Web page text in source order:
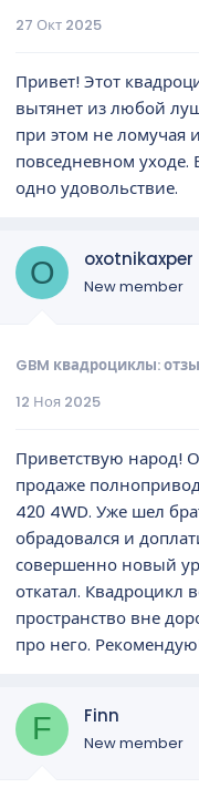
27 Окт 2025
Привет! Этот
вытянет из любой
при этом не ломучая
повседневном уходе.
одно удовольствие.
O oxotnikaxper
New member
GBM квадроциклы:
12 Ноя 2025
Приветствую народ!
продаже
420 4WD. Уже шел
обрадовался и
совершенно новый
откатал. Квадроцикл
пространство вне
про него.
F Finn
New member